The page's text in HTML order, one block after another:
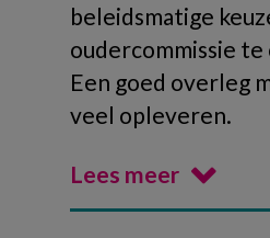
beleidsmatige
oudercommissie
Een goed overleg
veel opleveren.
Lees meer